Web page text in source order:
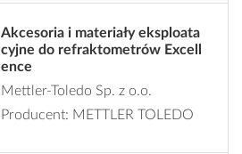
Akcesoria i materiały eksploata
cyjne do refraktometrów Excell
ence
Mettler-Toledo Sp. z o.o.
Producent: METTLER TOLEDO